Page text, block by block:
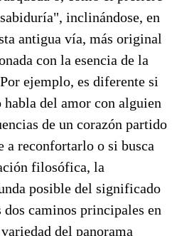
inclinándose, en
antigua vía, más original
con la esencia de la
ejemplo, es diferente si
del amor con alguien
de un corazón partido
a reconfortarlo o si busca
filosófica, la
posible del significado
caminos principales en
del panorama